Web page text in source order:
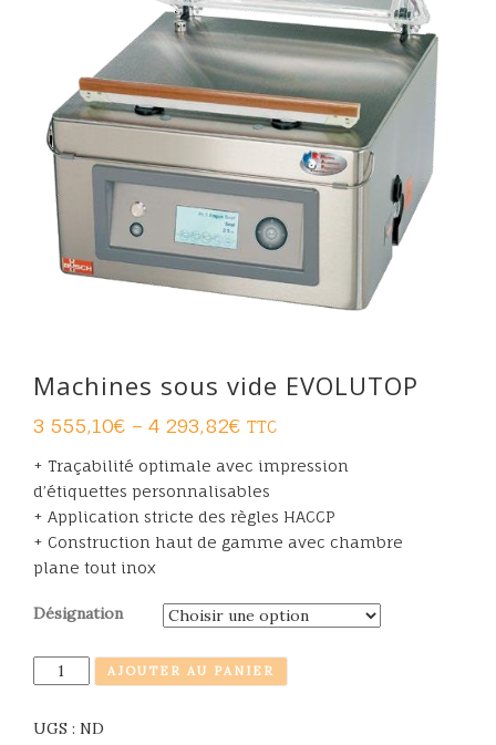
Machines sous vide EVOLUTOP
3 555,10€ – 4 293,82€ TTC
+ Traçabilité optimale avec impression
d’étiquettes personnalisables
+ Application stricte des règles HACCP
+ Construction haut de gamme avec chambre
plane tout inox
Désignation
Quantité AJOUTER AU PANIER
UGS : ND